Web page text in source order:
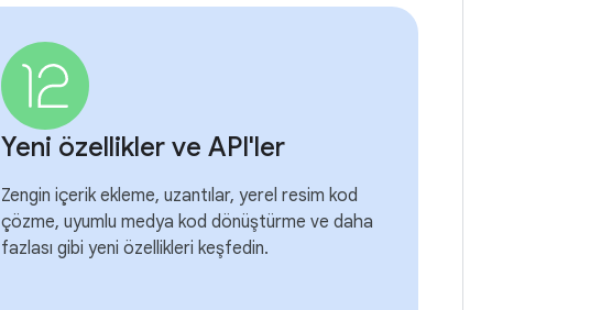
Yeni özellikler ve API'ler
Zengin içerik ekleme, uzantılar, yerel resim kod
çözme, uyumlu medya kod dönüştürme ve daha
fazlası gibi yeni özellikleri keşfedin.